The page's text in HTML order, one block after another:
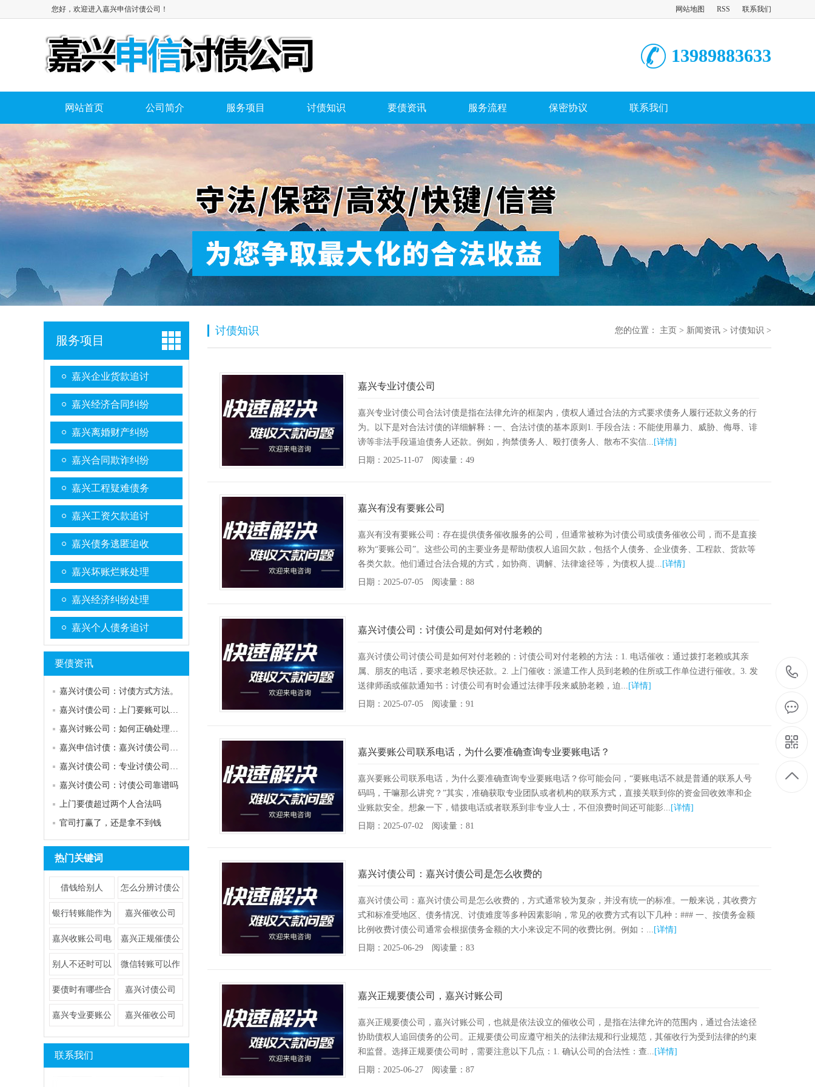
您好，欢迎进入嘉兴申信讨债公司！ 网站地图 RSS 联系我们
13989883633
网站首页 公司简介 服务项目 讨债知识 要债资讯 服务流程 保密协议 联系我们
服务项目
嘉兴企业货款追讨
嘉兴经济合同纠纷
嘉兴离婚财产纠纷
嘉兴合同欺诈纠纷
嘉兴工程疑难债务
嘉兴工资欠款追讨
嘉兴债务逃匿追收
嘉兴坏账烂账处理
嘉兴经济纠纷处理
嘉兴个人债务追讨
要债资讯
嘉兴讨债公司：讨债方式方法。
嘉兴讨债公司：上门要账可以去几个人？
嘉兴讨账公司：如何正确处理债务纠纷
嘉兴申信讨债：嘉兴讨债公司哪家好
嘉兴讨债公司：专业讨债公司电话
嘉兴讨债公司：讨债公司靠谱吗
上门要债超过两个人合法吗
官司打赢了，还是拿不到钱
热门关键词
借钱给别人 怎么分辨讨债公
司合法性与有效
银行转账能作为
要钱证据
嘉兴催收公司
嘉兴收账公司电
话
嘉兴正规催债公
司要债公司
别人不还时可以
采取以下措施
​微信转账可以作
为要钱证明
要债时有哪些合
法且有效的办法
​嘉兴讨债公司
嘉兴专业要账公
司
​嘉兴催收公司
联系我们
讨债知识 您的位置： 主页 > 新闻资讯 > 讨债知识 >
嘉兴专业讨债公司
嘉兴专业讨债公司合法讨债是指在法律允许的框架内，债权人通过合法的方式要求债务人履行还款义务的行
为。以下是对合法讨债的详细解释：一、合法讨债的基本原则1. 手段合法：不能使用暴力、威胁、侮辱、诽
谤等非法手段逼迫债务人还款。例如，拘禁债务人、殴打债务人、散布不实信... [详情]
日期：2025-11-07 阅读量：49
嘉兴有没有要账公司
嘉兴有没有要账公司：存在提供债务催收服务的公司，但通常被称为讨债公司或债务催收公司，而不是直接
称为“要账公司”。这些公司的主要业务是帮助债权人追回欠款，包括个人债务、企业债务、工程款、货款等
各类欠款。他们通过合法合规的方式，如协商、调解、法律途径等，为债权人提... [详情]
日期：2025-07-05 阅读量：88
嘉兴讨债公司：讨债公司是如何对付老赖的
嘉兴讨债公司讨债公司是如何对付老赖的：讨债公司对付老赖的方法：1. 电话催收：通过拨打老赖或其亲
属、朋友的电话，要求老赖尽快还款。2. 上门催收：派遣工作人员到老赖的住所或工作单位进行催收。3. 发
送律师函或催款通知书：讨债公司有时会通过法律手段来威胁老赖，迫... [详情]
日期：2025-07-05 阅读量：91
嘉兴要账公司联系电话，为什么要准确查询专业要账电话？
嘉兴要账公司联系电话，为什么要准确查询专业要账电话？你可能会问，“要账电话不就是普通的联系人号
码吗，干嘛那么讲究？”其实，准确获取专业团队或者机构的联系方式，直接关联到你的资金回收效率和企
业账款安全。想象一下，错拨电话或者联系到非专业人士，不但浪费时间还可能影... [详情]
日期：2025-07-02 阅读量：81
嘉兴讨债公司：嘉兴讨债公司是怎么收费的
嘉兴讨债公司：嘉兴讨债公司是怎么收费的，方式通常较为复杂，并没有统一的标准。一般来说，其收费方
式和标准受地区、债务情况、讨债难度等多种因素影响，常见的收费方式有以下几种：### 一、按债务金额
比例收费讨债公司通常会根据债务金额的大小来设定不同的收费比例。例如：... [详情]
日期：2025-06-29 阅读量：83
嘉兴正规要债公司，嘉兴讨账公司
嘉兴正规要债公司，嘉兴讨账公司，也就是依法设立的催收公司，是指在法律允许的范围内，通过合法途径
协助债权人追回债务的公司。正规要债公司应遵守相关的法律法规和行业规范，其催收行为受到法律的约束
和监督。选择正规要债公司时，需要注意以下几点：1. 确认公司的合法性：查... [详情]
日期：2025-06-27 阅读量：87